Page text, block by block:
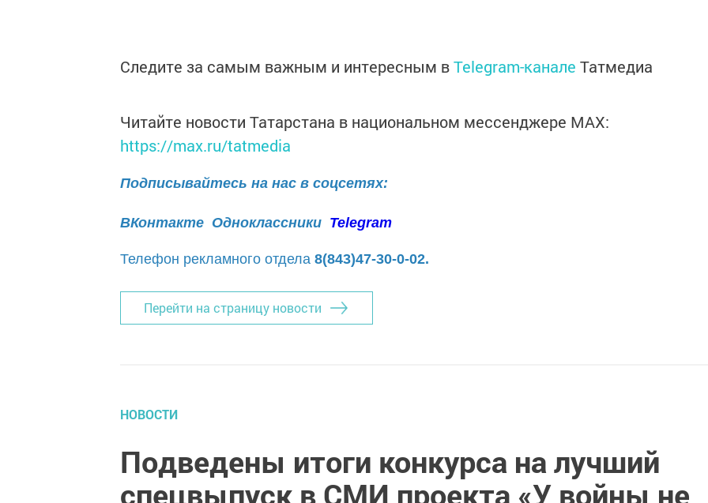
Следите за самым важным и интересным вTelegram-канале Татмедиа
Читайте новости Татарстана в национальном мессенджере MАХ:
https://max.ru/tatmedia
Подписывайтесь на нас в соцсетях:
ВКонтакте Одноклассники Telegram
Телефон рекламного отдела 8(843)47-30-0-02.
Перейти на страницу новости
НОВОСТИ
Подведены итоги конкурса на лучший
спецвыпуск в СМИ проекта «У войны не